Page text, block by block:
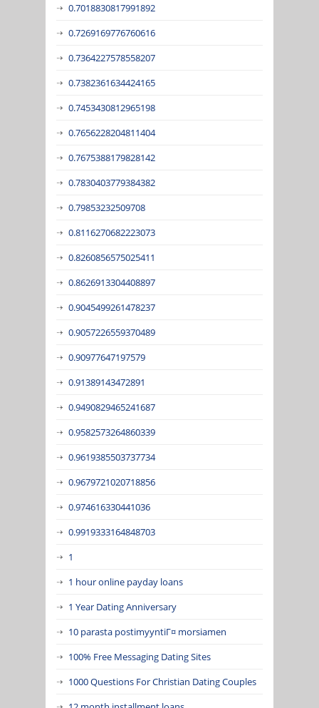
0.7018830817991892
0.7269169776760616
0.7364227578558207
0.7382361634424165
0.7453430812965198
0.7656228204811404
0.7675388179828142
0.7830403779384382
0.79853232509708
0.8116270682223073
0.8260856575025411
0.8626913304408897
0.9045499261478237
0.9057226559370489
0.90977647197579
0.91389143472891
0.9490829465241687
0.9582573264860339
0.9619385503737734
0.9679721020718856
0.974616330441036
0.9919333164848703
1
1 hour online payday loans
1 Year Dating Anniversary
10 parasta postimyyntiГ¤ morsiamen
100% Free Messaging Dating Sites
1000 Questions For Christian Dating Couples